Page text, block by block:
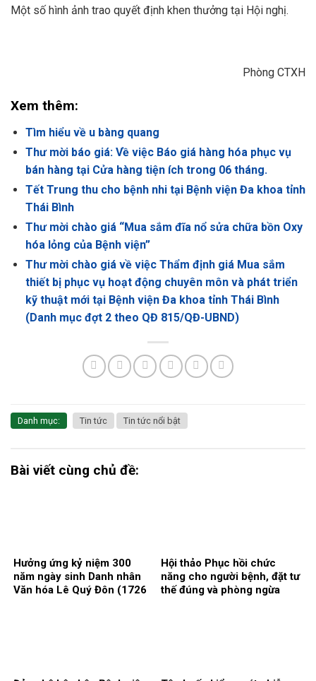
Một số hình ảnh trao quyết định khen thưởng tại Hội nghị.
Phòng CTXH
Xem thêm:
Tìm hiểu về u bàng quang
Thư mời báo giá: Về việc Báo giá hàng hóa phục vụ
bán hàng tại Cửa hàng tiện ích trong 06 tháng.
Tết Trung thu cho bệnh nhi tại Bệnh viện Đa khoa tỉnh
Thái Bình
Thư mời chào giá “Mua sắm đĩa nổ sửa chữa bồn Oxy
hóa lỏng của Bệnh viện”
Thư mời chào giá về việc Thẩm định giá Mua sắm
thiết bị phục vụ hoạt động chuyên môn và phát triển
kỹ thuật mới tại Bệnh viện Đa khoa tỉnh Thái Bình
(Danh mục đợt 2 theo QĐ 815/QĐ-UBND)
Danh mục: Tin tức Tin tức nổi bật
Bài viết cùng chủ đề:
Hưởng ứng kỷ niệm 300
năm ngày sinh Danh nhân
Văn hóa Lê Quý Đôn (1726
Hội thảo Phục hồi chức
năng cho người bệnh, đặt tư
thế đúng và phòng ngừa